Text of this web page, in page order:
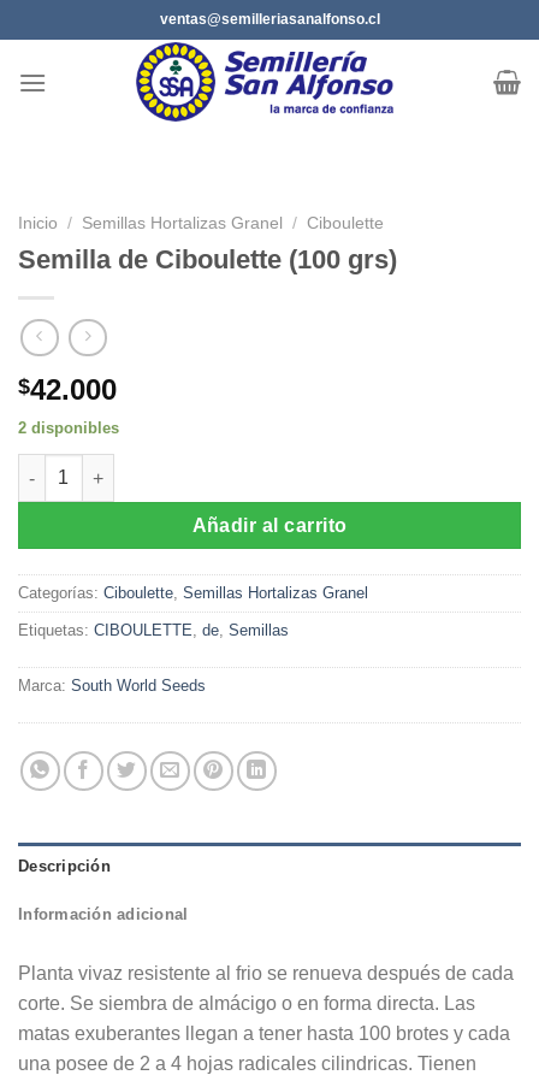
al
contenido
ventas@semilleriasanalfonso.cl
Inicio / Semillas Hortalizas Granel / Ciboulette
Semilla de Ciboulette (100 grs)
$42.000
2 disponibles
Semilla de Ciboulette (100 grs) cantidad
Añadir al carrito
Categorías: Ciboulette, Semillas Hortalizas Granel
Etiquetas: CIBOULETTE, de, Semillas
Marca: South World Seeds
Descripción
Información adicional
Planta vivaz resistente al frio se renueva después de cada
corte. Se siembra de almácigo o en forma directa. Las
matas exuberantes llegan a tener hasta 100 brotes y cada
una posee de 2 a 4 hojas radicales cilindricas. Tienen